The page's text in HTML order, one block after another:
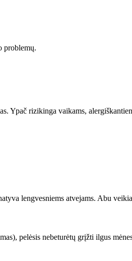
problemų.
Ypač rizikinga vaikams,
lengvesniems atvejams. Abu
pelėsis nebeturėtų grįžti ilgus